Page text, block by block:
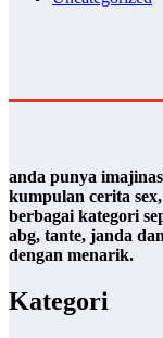
anda punya
kumpulan cerita
berbagai kategori
abg, tante, janda
dengan menarik.
Kategori